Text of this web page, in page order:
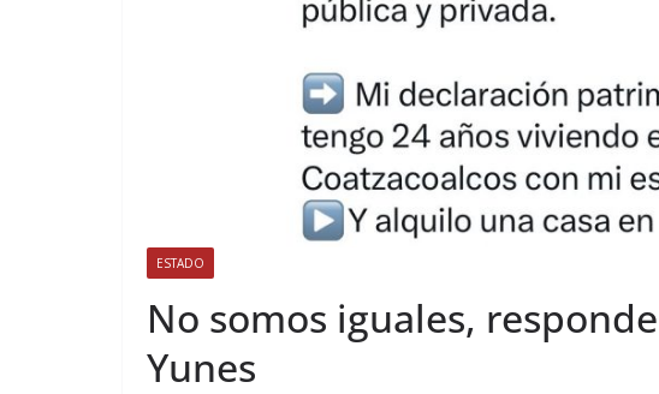
ESTADO
No somos iguales,
Yunes